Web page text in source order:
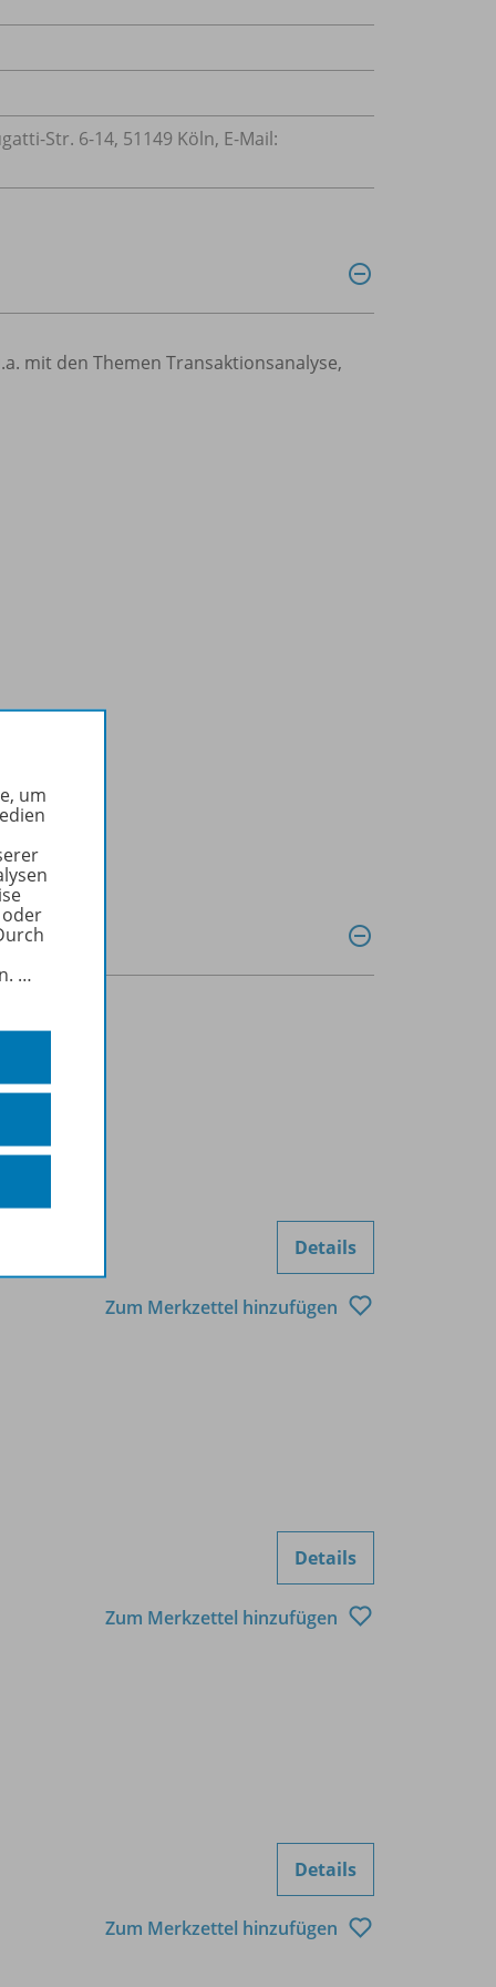
Str. 6-14, 51149 Köln, E-Mail:
mit den Themen Transaktionsanalyse,
Details
Zum Merkzettel hinzufügen
Details
Zum Merkzettel hinzufügen
Details
Zum Merkzettel hinzufügen
um
…